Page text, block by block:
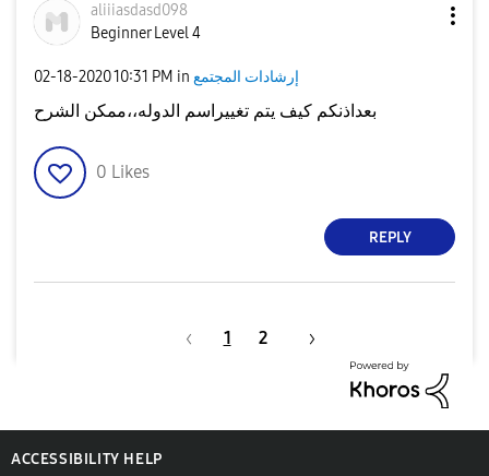
aliiiasdasd098
Beginner Level 4
‎02-18-202010:31 PM in إرشادات المجتمع
بعداذنكم كيف يتم تغييراسم الدوله،،ممكن الشرح
0 Likes
REPLY
1 2
ACCESSIBILITY HELP